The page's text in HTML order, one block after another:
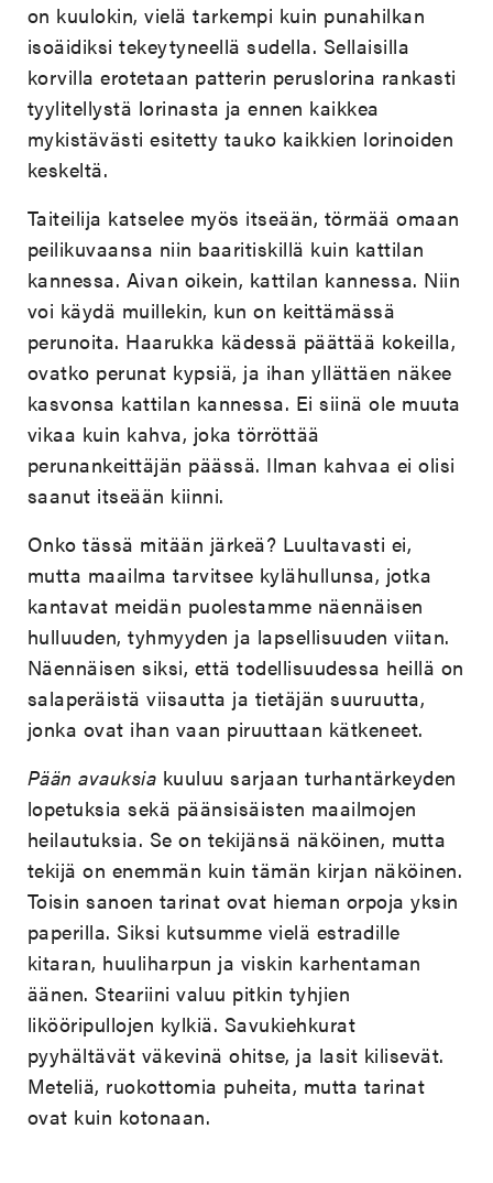
on kuulokin, vielä tarkempi kuin punahilkan
isoäidiksi tekeytyneellä sudella. Sellaisilla
korvilla erotetaan patterin peruslorina rankasti
tyylitellystä lorinasta ja ennen kaikkea
mykistävästi esitetty tauko kaikkien lorinoiden
keskeltä.
Taiteilija katselee myös itseään, törmää omaan
peilikuvaansa niin baaritiskillä kuin kattilan
kannessa. Aivan oikein, kattilan kannessa. Niin
voi käydä muillekin, kun on keittämässä
perunoita. Haarukka kädessä päättää kokeilla,
ovatko perunat kypsiä, ja ihan yllättäen näkee
kasvonsa kattilan kannessa. Ei siinä ole muuta
vikaa kuin kahva, joka törröttää
perunankeittäjän päässä. Ilman kahvaa ei olisi
saanut itseään kiinni.
Onko tässä mitään järkeä? Luultavasti ei,
mutta maailma tarvitsee kylähullunsa, jotka
kantavat meidän puolestamme näennäisen
hulluuden, tyhmyyden ja lapsellisuuden viitan.
Näennäisen siksi, että todellisuudessa heillä on
salaperäistä viisautta ja tietäjän suuruutta,
jonka ovat ihan vaan piruuttaan kätkeneet.
Pään avauksia kuuluu sarjaan turhantärkeyden
lopetuksia sekä päänsisäisten maailmojen
heilautuksia. Se on tekijänsä näköinen, mutta
tekijä on enemmän kuin tämän kirjan näköinen.
Toisin sanoen tarinat ovat hieman orpoja yksin
paperilla. Siksi kutsumme vielä estradille
kitaran, huuliharpun ja viskin karhentaman
äänen. Steariini valuu pitkin tyhjien
likööripullojen kylkiä. Savukiehkurat
pyyhältävät väkevinä ohitse, ja lasit kilisevät.
Meteliä, ruokottomia puheita, mutta tarinat
ovat kuin kotonaan.